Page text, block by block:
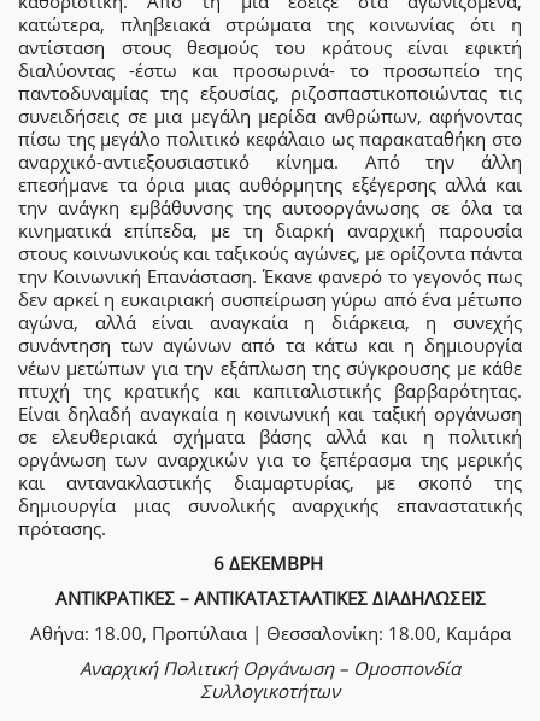
κατώτερα, πληβειακά στρώματα της κοινωνίας ότι η
αντίσταση στους θεσμούς του κράτους είναι εφικτή
διαλύοντας -έστω και προσωρινά- το προσωπείο της
παντοδυναμίας της εξουσίας, ριζοσπαστικοποιώντας τις
συνειδήσεις σε μια μεγάλη μερίδα ανθρώπων, αφήνοντας
πίσω της μεγάλο πολιτικό κεφάλαιο ως παρακαταθήκη στο
αναρχικό-αντιεξουσιαστικό κίνημα. Από την άλλη
επεσήμανε τα όρια μιας αυθόρμητης εξέγερσης αλλά και
την ανάγκη εμβάθυνσης της αυτοοργάνωσης σε όλα τα
κινηματικά επίπεδα, με τη διαρκή αναρχική παρουσία
στους κοινωνικούς και ταξικούς αγώνες, με ορίζοντα πάντα
την Κοινωνική Επανάσταση. Έκανε φανερό το γεγονός πως
δεν αρκεί η ευκαιριακή συσπείρωση γύρω από ένα μέτωπο
αγώνα, αλλά είναι αναγκαία η διάρκεια, η συνεχής
συνάντηση των αγώνων από τα κάτω και η δημιουργία
νέων μετώπων για την εξάπλωση της σύγκρουσης με κάθε
πτυχή της κρατικής και καπιταλιστικής βαρβαρότητας.
Είναι δηλαδή αναγκαία η κοινωνική και ταξική οργάνωση
σε ελευθεριακά σχήματα βάσης αλλά και η πολιτική
οργάνωση των αναρχικών για το ξεπέρασμα της μερικής
και αντανακλαστικής διαμαρτυρίας, με σκοπό της
δημιουργία μιας συνολικής αναρχικής επαναστατικής
πρότασης.
6 ΔΕΚΕΜΒΡΗ
ΑΝΤΙΚΡΑΤΙΚΕΣ – ΑΝΤΙΚΑΤΑΣΤΑΛΤΙΚΕΣ ΔΙΑΔΗΛΩΣΕΙΣ
Αθήνα: 18.00, Προπύλαια | Θεσσαλονίκη: 18.00, Καμάρα
Αναρχική Πολιτική Οργάνωση – Ομοσπονδία
Συλλογικοτήτων